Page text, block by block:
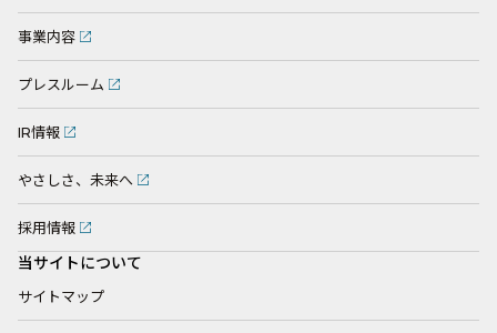
事業内容
プレスルーム
IR情報
やさしさ、未来へ
採用情報
当サイトについて
サイトマップ